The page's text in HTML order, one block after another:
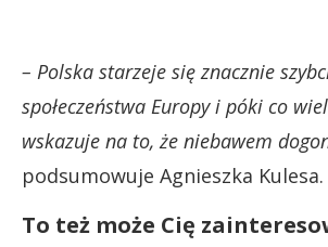
– Polska starzeje się znacznie
społeczeństwa Europy i póki co
wskazuje na to, że niebawem
podsumowuje Agnieszka Kulesa.
To też może Cię